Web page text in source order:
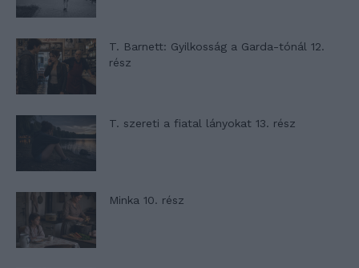
T. Barnett: Gyilkosság a Garda-tónál 12.
rész
T. szereti a fiatal lányokat 13. rész
Minka 10. rész